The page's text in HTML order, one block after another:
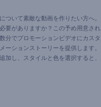
ついて素敵な動画を作りたい方へ。
要がありますか？この予め用意され
分でプロモーションビデオにカスタ
ーションストーリーを提供します。
加し、スタイルと色を選択すると、